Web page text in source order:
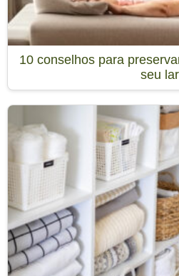
10 conselhos para
seu lar